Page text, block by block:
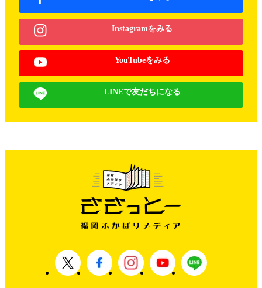
Instagramをみる
YouTubeをみる
LINEで友だちになる